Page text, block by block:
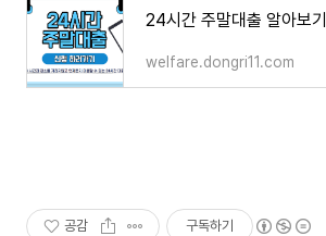
24시간 주말대출 알아보기
welfare.dongri11.com
공감 구독하기